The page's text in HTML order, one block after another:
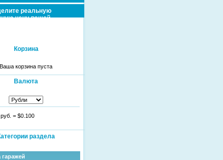
реальную
цену вашей
Корзина
Ваша корзина пуста
Валюта
= $0.100
раздела